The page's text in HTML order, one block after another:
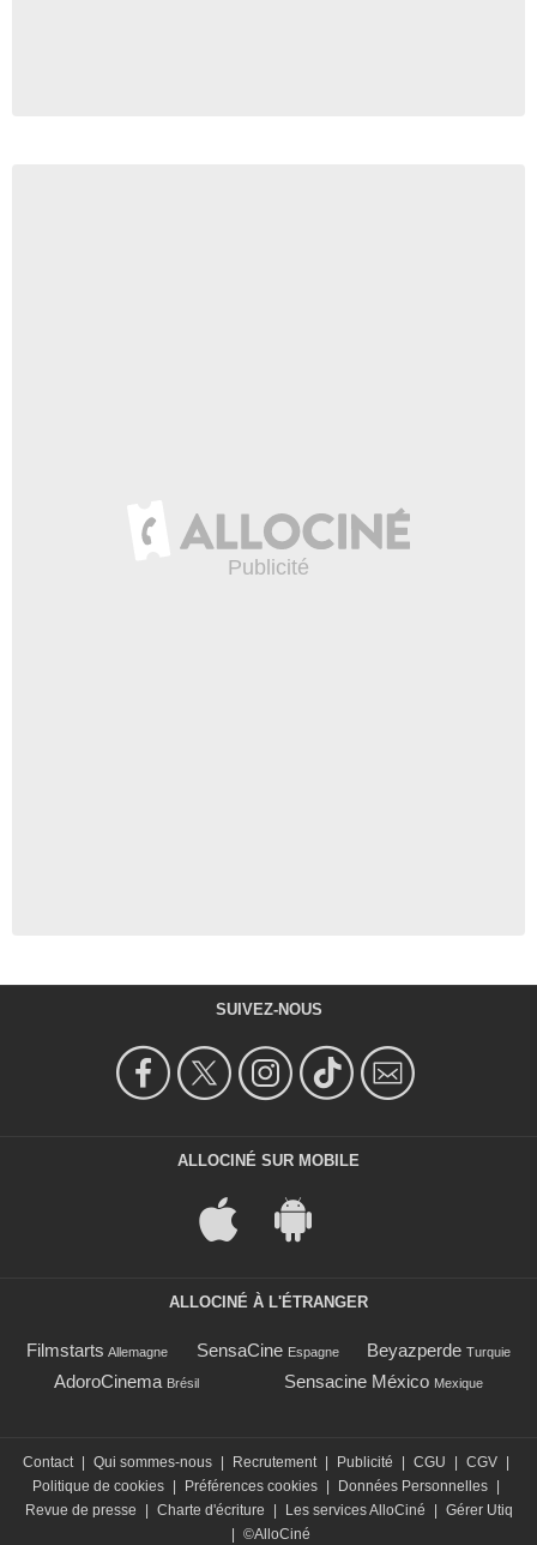
SUIVEZ-NOUS
ALLOCINÉ SUR MOBILE
ALLOCINÉ À L'ÉTRANGER
Filmstarts Allemagne SensaCine Espagne Beyazperde Turquie
AdoroCinema Brésil Sensacine México Mexique
Contact Qui sommes-nous Recrutement Publicité CGU CGV
Politique de cookies
Préférences cookies Données Personnelles
Revue de presse
Charte d'écriture Les services AlloCiné
Gérer Utiq
©AlloCiné